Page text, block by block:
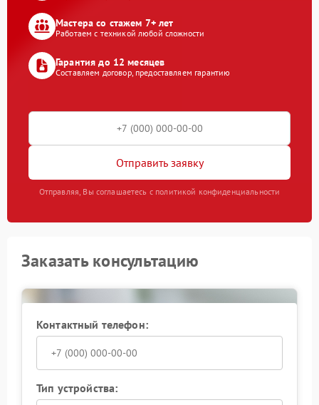
Мастера со стажем 7+ лет
Работаем с техникой любой сложности
Гарантия до 12 месяцев
Составляем договор, предоставляем гарантию
Отправить заявку
Отправляя, Вы соглашаетесь с политикой конфиденциальности
Заказать консультацию
Контактный телефон:
Тип устройства: